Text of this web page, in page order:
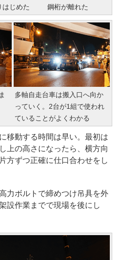
はじめた
鋼桁が離れた
多軸自走台車は搬入口へ向か
っていく。2台が1組で使われ
ていることがよくわかる
移動する時間は早い。最初は
上の高さになったら、横方向
方ずつ正確に仕口合わせをし
力ボルトで締めつけ吊具を外
設作業までで現場を後にし